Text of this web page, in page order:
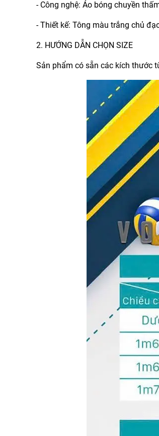
- Công nghệ: Áo bóng chuyền
- Thiết kế: Tông màu trắng chủ
2. HƯỚNG DẪN CHỌN SIZE
Sản phẩm có sẵn các kích thước